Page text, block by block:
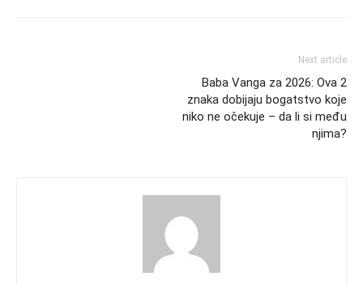
Next article
Baba Vanga za 2026: Ova 2
znaka dobijaju bogatstvo koje
niko ne očekuje – da li si među
njima?